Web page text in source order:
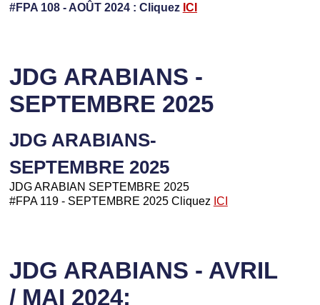
#FPA 108 - AOÛT 2024 : Cliquez ICI
JDG ARABIANS -
SEPTEMBRE 2025
JDG ARABIANS-
SEPTEMBRE 2025
JDG ARABIAN SEPTEMBRE 2025
#FPA 119 - SEPTEMBRE 2025 Cliquez ICI
JDG ARABIANS - AVRIL
/ MAI 2024: